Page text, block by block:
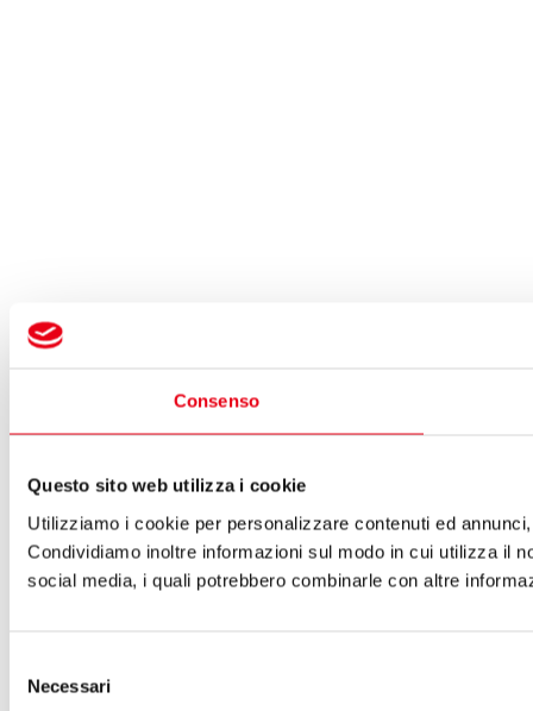
Consenso
Questo sito web utilizza i cookie
Utilizziamo i cookie per personalizzare contenuti ed
Condividiamo inoltre informazioni sul modo in cui utilizza il
social media, i quali potrebbero combinarle con altre
delNecessari